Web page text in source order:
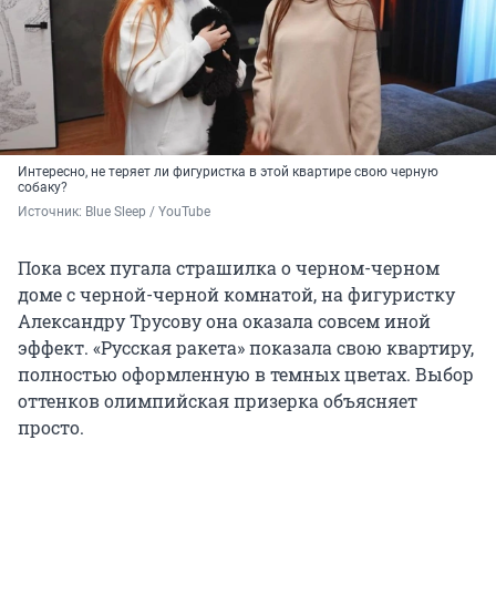
Интересно, не теряет ли фигуристка в этой квартире свою черную
собаку?
Источник: Blue Sleep / YouTube
Пока всех пугала страшилка о черном-черном
доме с черной-черной комнатой, на фигуристку
Александру Трусову она оказала совсем иной
эффект. «Русская ракета» показала свою квартиру,
полностью оформленную в темных цветах. Выбор
оттенков олимпийская призерка объясняет
просто.